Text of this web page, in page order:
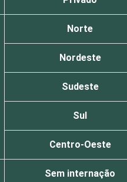
Norte
Nordeste
Sudeste
Sul
Centro-Oeste
Sem internação